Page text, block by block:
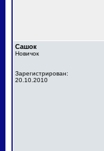
Сашок
Новичок
Зарегистрирован:
20.10.2010